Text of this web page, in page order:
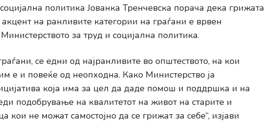
политика Јованка Тренчевска порача дека грижата
акцент на ранливите категории на граѓани е врвен
за труд и социјална политика.
се едни од најранливите во општеството, на кои
е и повеќе од неопходна. Како Министерство ја
која има за цел да даде помош и поддршка и на
подобрување на квалитетот на живот на старите и
не можат самостојно да се грижат за себе“, изјави